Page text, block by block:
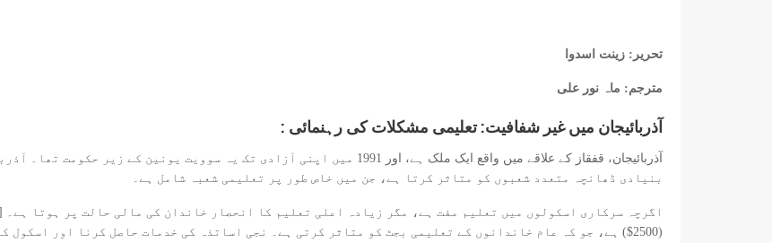
تحریر: زینت اسدوا
مترجم: ماہ نور علی
: آذربائیجان میں غیر شفافیت: تعلیمی مشکلات کی رہنمائی
آذربائیجان، قفقاز کے علاقے میں واقع ایک ملک ہے، اور 1991 میں اپنی آزادی تک یہ سوویت
بنیادی ڈھانچہ متعدد شعبوں کو متاثر کرتا ہے، جن میں خاص طور پر تعلیمی شعبہ شامل ہے۔
(2500$) ہے، جو کہ عام خاندانوں کے تعلیمی بجٹ کو متاثر کرتی ہے۔ نجی اساتذہ کی خدمات حاصل کرنا اور